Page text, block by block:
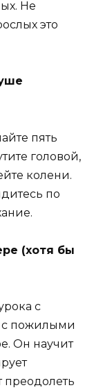
Не
это
пять
головой,
колени.
по
(хотя бы
с
с пожилыми
Он научит